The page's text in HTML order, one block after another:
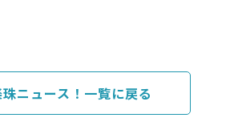
ニュース！一覧に戻る